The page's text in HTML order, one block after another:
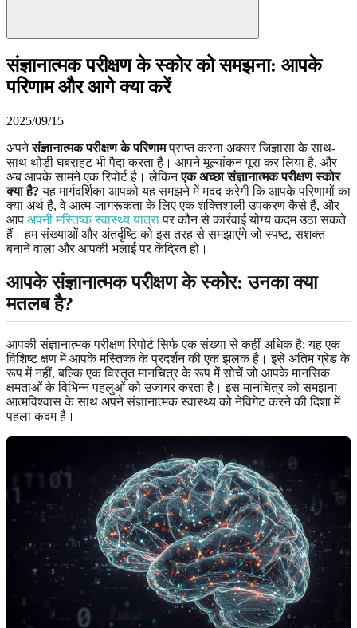
संज्ञानात्मक परीक्षण के स्कोर को समझना: आपके
परिणाम और आगे क्या करें
2025/09/15
अपनेसंज्ञानात्मक परीक्षण के परिणामप्राप्त करना अक्सर जिज्ञासा के साथ-
साथ थोड़ी घबराहट भी पैदा करता है। आपने मूल्यांकन पूरा कर लिया है, और
अब आपके सामने एक रिपोर्ट है। लेकिनएक अच्छा संज्ञानात्मक परीक्षण स्कोर
क्या है? यह मार्गदर्शिका आपको यह समझने में मदद करेगी कि आपके परिणामों का
क्या अर्थ है, वे आत्म-जागरूकता के लिए एक शक्तिशाली उपकरण कैसे हैं, और
आप अपनी मस्तिष्क स्वास्थ्य यात्रापर कौन से कार्रवाई योग्य कदम उठा सकते
हैं। हम संख्याओं और अंतर्दृष्टि को इस तरह से समझाएंगे जो स्पष्ट, सशक्त
बनाने वाला और आपकी भलाई पर केंद्रित हो।
आपकेसंज्ञानात्मक परीक्षण के स्कोर: उनका क्या
मतलब है?
आपकी संज्ञानात्मक परीक्षण रिपोर्ट सिर्फ एक संख्या से कहीं अधिक है; यह एक
विशिष्ट क्षण में आपके मस्तिष्क के प्रदर्शन की एक झलक है। इसे अंतिम ग्रेड के
रूप में नहीं, बल्कि एक विस्तृत मानचित्र के रूप में सोचें जो आपके मानसिक
क्षमताओं के विभिन्न पहलुओं को उजागर करता है। इस मानचित्र को समझना
आत्मविश्वास के साथ अपने संज्ञानात्मक स्वास्थ्य को नेविगेट करने की दिशा में
पहला कदम है।